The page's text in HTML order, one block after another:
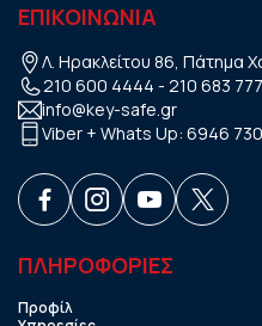
ΕΠΙΚΟΙΝΩΝΙΑ
Λ. Ηρακλείτου 86, Πάτημα
210 600 4444 - 210 683
info@key-safe.gr
Viber + Whats Up: 6946
ΠΛΗΡΟΦΟΡΙΕΣ
Προφίλ